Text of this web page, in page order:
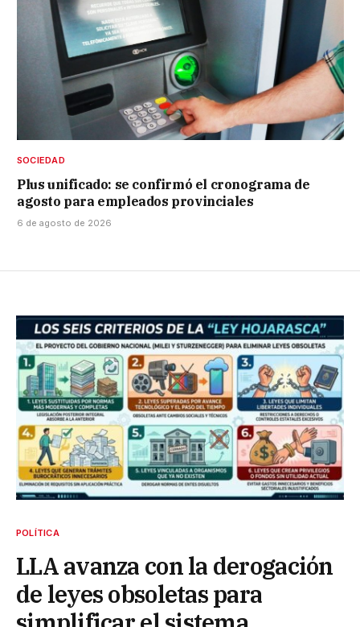
SOCIEDAD
Plus unificado: se confirmó el cronograma de
agosto para empleados provinciales
6 de agosto de 2026
POLÍTICA
LLA avanza con la derogación
de leyes obsoletas para